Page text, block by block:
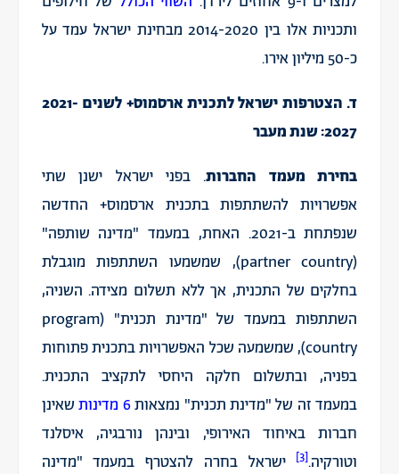
ותכניות אלו בין 2014-2020 מבחינת ישראל עמד על
כ-50 מיליון אירו.
ד. הצטרפות ישראל לתכנית ארסמוס+ לשנים 2021-
2027: שנת מעבר
בחירת מעמד החברות. בפני ישראל ישנן שתי
אפשרויות להשתתפות בתכנית ארסמוס+ החדשה
שנפתחת ב-2021. האחת, במעמד "
מדינה שותפה"
(partner country), שמשמעו השתתפות מוגבלת
בחלקים של התכנית, אך ללא תשלום מצידה. השניה,
השתתפות במעמד של "מדינת תכנית
" (program
country), שמשמעה שכל האפשרויות בתכנית פתוחות
בפניה, ובתשלום חלקה היחסי לתקציב התכנית.
במעמד זה של "מדינת תכנית" נמצאות6 מדינות
שאינן
חברות באיחוד האירופי, ובינהן נורבגיה, איסלנד
וטורקיה.[3]
ישראל בחרה להצטרף במעמד "מדינה